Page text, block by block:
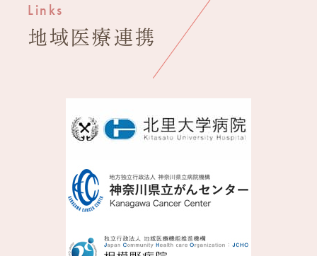
Links
地域医療連携